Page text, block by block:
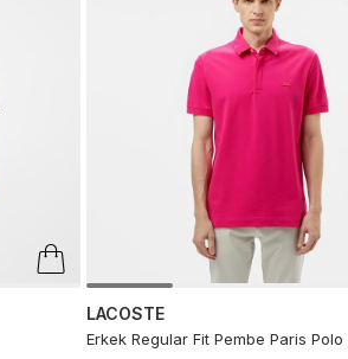
LACOSTE
Erkek Regular Fit Pembe Paris Polo